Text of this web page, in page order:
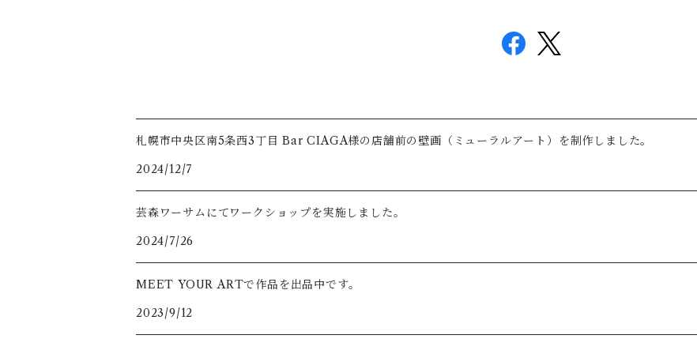
札幌市中央区南5条西3丁目 Bar CIAGA様の店舗前の壁画（ミューラルアート）を制作しました。
2024/12/7
芸森ワーサムにてワークショップを実施しました。
2024/7/26
MEET YOUR ARTで作品を出品中です。
2023/9/12